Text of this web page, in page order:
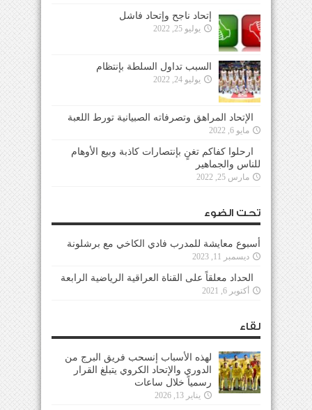
إتحاد ناجح وإتحاد فاشل
يوليو 25, 2022
السبب تداول السلطة بإنتظام
يوليو 24, 2022
الإتحاد المراهق وتصرفاته الصبيانية تورط اللعبة
مايو 6, 2022
ارحلوا كفاكم تغنٍ بإنتصارات كاذبة وبيع الأوهام
للناس والجماهير
مارس 25, 2022
تحت الضوء
أسبوع معايشة للمدرب فادي الكاخي مع برشلونة
ديسمبر 11, 2023
الحداد معلقاً على القناة العراقية الرياضية الرابعة
أكتوبر 6, 2021
لقاء
لهذه الأسباب إنسحب فريق البرج من
الدوري والإتحاد الكروي يتبلغ القرار
رسمياً خلال ساعات
يناير 13, 2026